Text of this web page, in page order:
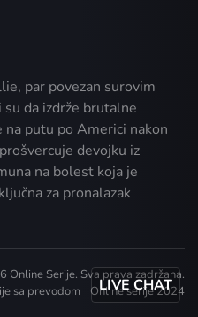
LIVE CHAT
par povezan surovim
da izdrže brutalne
putu po Americi nakon
devojku iz
na bolest koja je
za pronalazak
Serije. Sva prava zadržana.
sa prevodom
Online serije 2024